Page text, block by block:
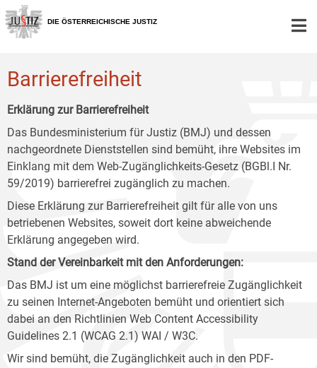
Zur
Hauptnavigation
[1]
Zum
Inhalt
[2]
Zum
Untermenü
[3]
DIE ÖSTERREICHISCHE JUSTIZ
Barrierefreiheit
Erklärung zur Barrierefreiheit
Das Bundesministerium für Justiz (BMJ) und dessen
nachgeordnete Dienststellen sind bemüht, ihre Websites im
Einklang mit dem Web-Zugänglichkeits-Gesetz (BGBl.I Nr.
59/2019) barrierefrei zugänglich zu machen.
Diese Erklärung zur Barrierefreiheit gilt für alle von uns
betriebenen Websites, soweit dort keine abweichende
Erklärung angegeben wird.
Stand der Vereinbarkeit mit den Anforderungen:
Das BMJ ist um eine möglichst barrierefreie Zugänglichkeit
zu seinen Internet-Angeboten bemüht und orientiert sich
dabei an den Richtlinien Web Content Accessibility
Guidelines 2.1 (WCAG 2.1) WAI / W3C.
Wir sind bemüht, die Zugänglichkeit auch in den PDF-